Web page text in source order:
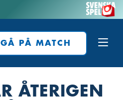
GÅ PÅ MATCH
ÅTERIGEN